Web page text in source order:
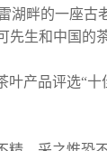
湖畔的一座古
先生和中国的
产品评选“十